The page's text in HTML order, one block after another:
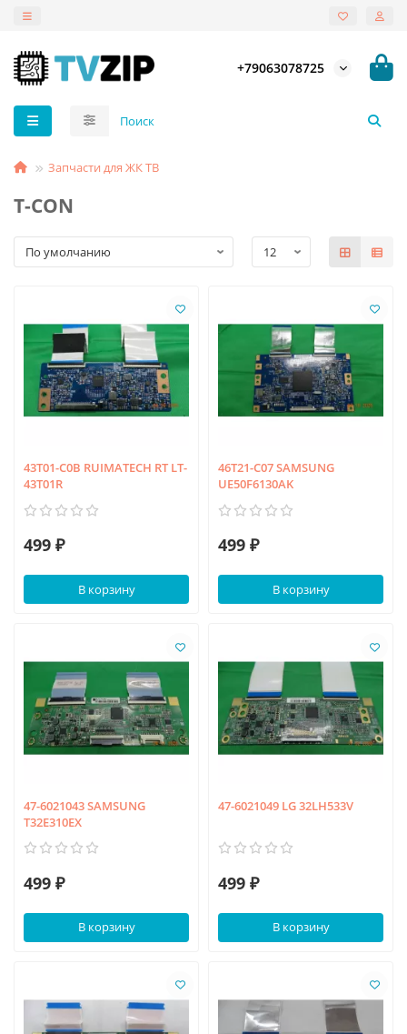
+79063078725
Запчасти для ЖК ТВ
T-СON
43T01-C0B RUIMATECH RT LT-
43T01R
499 ₽
В корзину
46T21-C07 SAMSUNG
UE50F6130AK
499 ₽
В корзину
47-6021043 SAMSUNG
T32E310EX
499 ₽
В корзину
47-6021049 LG 32LH533V
499 ₽
В корзину